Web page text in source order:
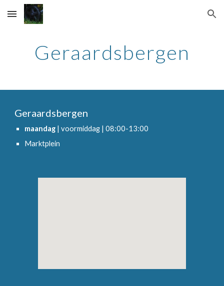
Skip to main content Skip to navigation
Geraardsbergen
Geraardsbergen
maandag | voormiddag | 08:00-13:00
Marktplein